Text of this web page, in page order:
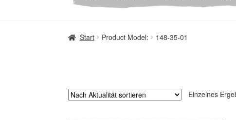
Start Product Model: 148-35-01
Einzelnes